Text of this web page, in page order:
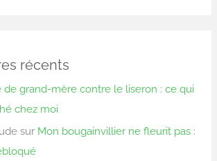
récents
de grand-mère contre le liseron : ce qui
chez moi
sur Mon bougainvillier ne fleurit pas :